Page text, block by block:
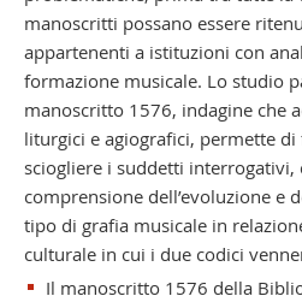
manoscritti possano essere
appartenenti a istituzioni con
formazione musicale. Lo studio
manoscritto 1576, indagine che
liturgici e agiografici, permette
sciogliere i suddetti
comprensione dell’evoluzione e
tipo di grafia musicale in
culturale in cui i due codici
Il manoscritto 1576 della